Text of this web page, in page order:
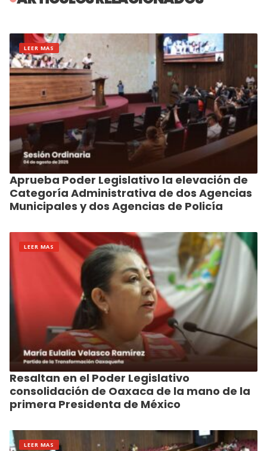
LEER MAS
Aprueba Poder Legislativo la elevación de
Categoría Administrativa de dos Agencias
Municipales y dos Agencias de Policía
LEER MAS
Resaltan en el Poder Legislativo
consolidación de Oaxaca de la mano de la
primera Presidenta de México
LEER MAS